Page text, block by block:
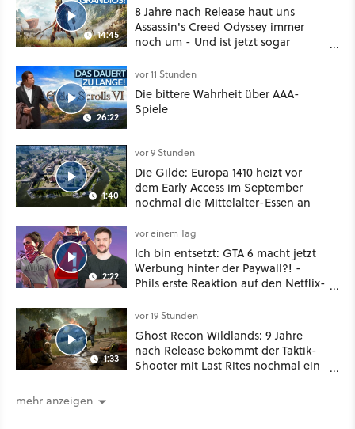
14:45
8 Jahre nach Release haut uns
Assassin's Creed Odyssey immer
noch um - Und ist jetzt sogar
26:22
vor 11 Stunden
Die bittere Wahrheit über AAA-
Spiele
1:40
vor 9 Stunden
Die Gilde: Europa 1410 heizt vor
dem Early Access im September
nochmal die Mittelalter-Essen an
2:22
vor einem Tag
Ich bin entsetzt: GTA 6 macht jetzt
Werbung hinter der Paywall?! -
Phils erste Reaktion auf den Netflix-
1:33
vor 19 Stunden
Ghost Recon Wildlands: 9 Jahre
nach Release bekommt der Taktik-
Shooter mit Last Rites nochmal ein
mehr anzeigen